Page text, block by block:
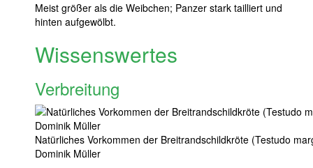
Meist größer als die Weibchen; Panzer stark tailliert und
hinten aufgewölbt.
Wissenswertes
Verbreitung
Natürliches Vorkommen der Breitrandschildkröte (Testudo
Dominik Müller